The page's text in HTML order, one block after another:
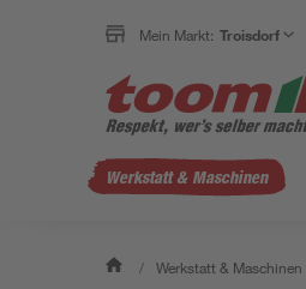
Mein Markt: Troisdorf
Werkstatt & Maschinen
/ Werkstatt & Maschinen